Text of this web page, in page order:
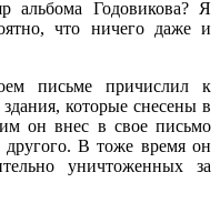
альбома Годовикова? Я
что ничего даже и
письме причислил к
которые снесены в
он внес в свое письмо
другого. В тоже время он
уничтоженных за